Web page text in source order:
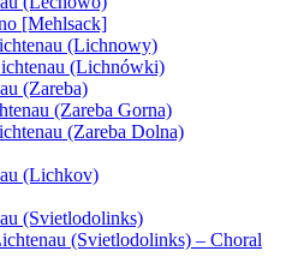
[Mehlsack]
(Lichnowy)
(Lichnówki)
(Zareba)
(Zareba Gorna)
(Zareba Dolna)
(Lichkov)
(Svietlodolinks)
(Svietlodolinks) – Choral